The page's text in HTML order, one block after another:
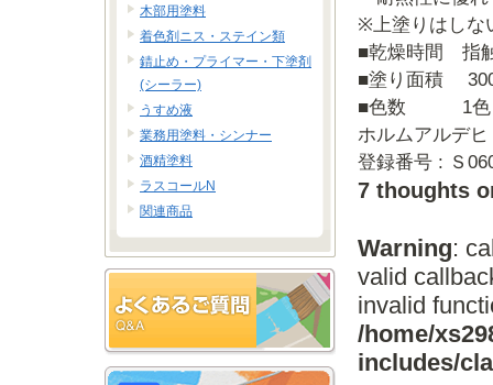
※上塗りはしな
■乾燥時間 指
■塗り面積
■色数 1色
ホルムアル
登録番号 : Ｓ
7 thoughts
Warning:
valid
invalid
/home/
includes/
木部用塗料
着色剤ニス・ステイン類
錆止め・プライマー・下塗剤
(シーラー)
うすめ液
業務用塗料・シンナー
酒精塗料
ラスコールN
関連商品